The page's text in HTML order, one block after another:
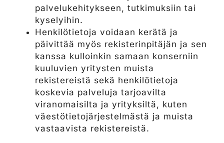
palvelukehitykseen, tutkimuksiin tai
kyselyihin.
Henkilötietoja voidaan kerätä ja
päivittää myös rekisterinpitäjän ja sen
kanssa kulloinkin samaan konserniin
kuuluvien yritysten muista
rekistereistä sekä henkilötietoja
koskevia palveluja tarjoavilta
viranomaisilta ja yrityksiltä, kuten
väestötietojärjestelmästä ja muista
vastaavista rekistereistä.